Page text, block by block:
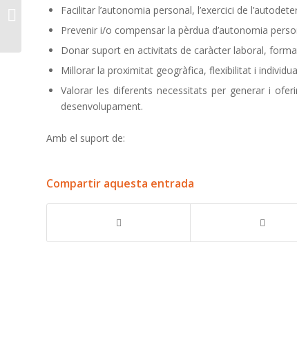
Facilitar l’autonomia personal, l’exercici de
Prevenir i/o compensar la pèrdua d’autonomia
Donar suport en activitats de caràcter laboral,
Millorar la proximitat geogràfica, flexibilitat i
Valorar les diferents necessitats per generar i
desenvolupament.
Amb el suport de:
Compartir aquesta entrada
coronavirus i
discapacitat